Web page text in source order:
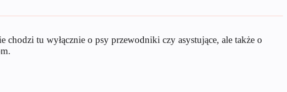
tu wyłącznie o psy przewodniki czy asystujące, ale także o